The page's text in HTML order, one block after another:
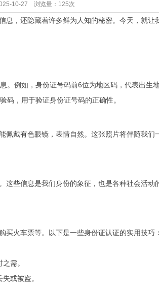
10-27 浏览量：125次
，还隐藏着许多鲜为人知的秘密。今天，就让
。例如，身份证号码前6位为地区码，代表出生
码，用于验证身份证号码的正确性。
戴有色眼镜，表情自然。这张照片将伴随我们
些信息是我们身份的象征，也是各种社会活动
火车票等。以下是一些身份证认证的实用技巧：
需。
或被盗。